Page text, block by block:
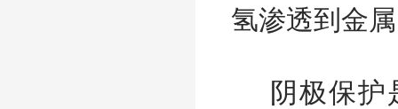
氢渗透到金
阴极保护